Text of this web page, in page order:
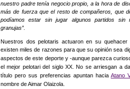
nuestro padre tenía negocio propio, a la hora de
más de fuerza que el resto de compañeros, que
podíamos estar sin jugar algunos partidos sin
granujas”.
Nuestros dos pelotaris actuaron en su quehacer
existen miles de razones para que su opinión sea
aspectos de este deporte y -aunque parezca
el mejor pelotari del siglo XX. No se arriesgan a
título pero sus preferencias apuntan hacia Atano
nombre de Aimar Olaizola.